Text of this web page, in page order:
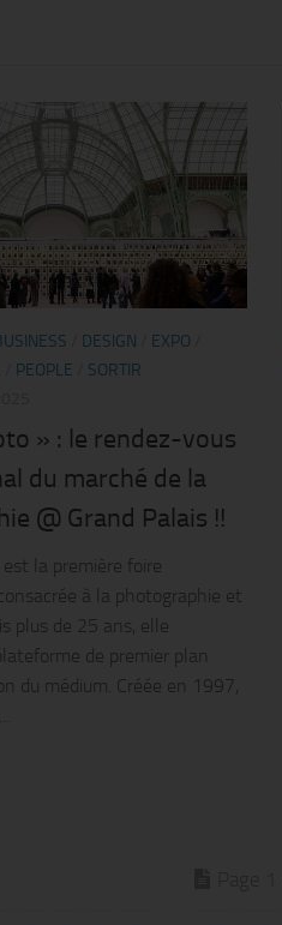
DESIGN EXPO
PEOPLE
SORTIR
» : le rendez-vous
du marché de la
@ Grand Palais !!
est la première foire
à la photographie et
plus de 25 ans, elle
de premier plan
du médium. Créée en 1997,